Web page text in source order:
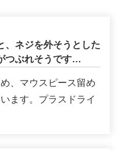
、ネジを外そうとした
つぶれそうです…
、マウスピース留め
ます。プラスドライ